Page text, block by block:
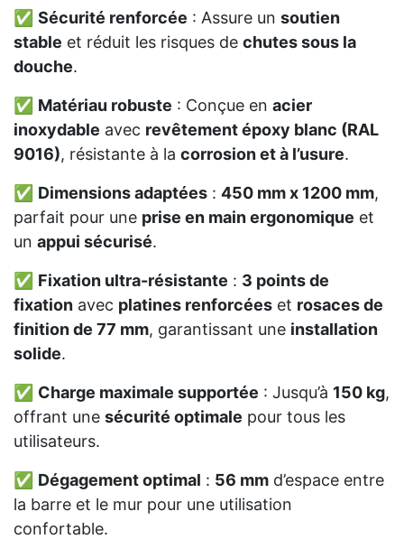
✅ Sécurité renforcée : Assure un soutien
stable et réduit les risques de chutes sous la
douche.
✅ Matériau robuste : Conçue en acier
inoxydable avec revêtement époxy blanc (RAL
9016), résistante à la corrosion et à l’usure.
✅ Dimensions adaptées : 450 mm x 1200 mm,
parfait pour une prise en main ergonomique et
un appui sécurisé.
✅ Fixation ultra-résistante : 3 points de
fixation avec platines renforcées et rosaces de
finition de 77 mm, garantissant une installation
solide.
✅ Charge maximale supportée : Jusqu’à 150 kg,
offrant une sécurité optimale pour tous les
utilisateurs.
✅ Dégagement optimal : 56 mm d’espace entre
la barre et le mur pour une utilisation
confortable.